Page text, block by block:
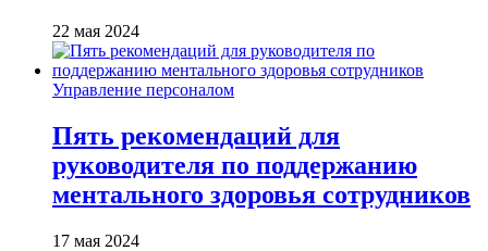
22 мая 2024
Управление персоналом
Пять рекомендаций для
руководителя по поддержанию
ментального здоровья сотрудников
17 мая 2024